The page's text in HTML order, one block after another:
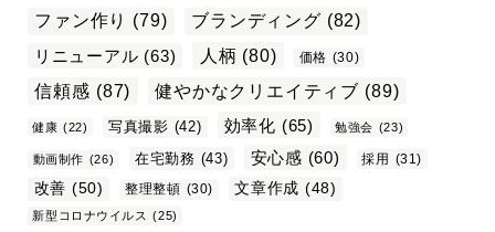
ファン作り (79) ブランディング (82)
リニューアル (63) 人柄 (80) 価格 (30)
信頼感 (87) 健やかなクリエイティブ (89)
健康 (22) 写真撮影 (42) 効率化 (65) 勉強会 (23)
動画制作 (26) 在宅勤務 (43) 安心感 (60) 採用 (31)
改善 (50) 整理整頓 (30) 文章作成 (48)
新型コロナウイルス (25)